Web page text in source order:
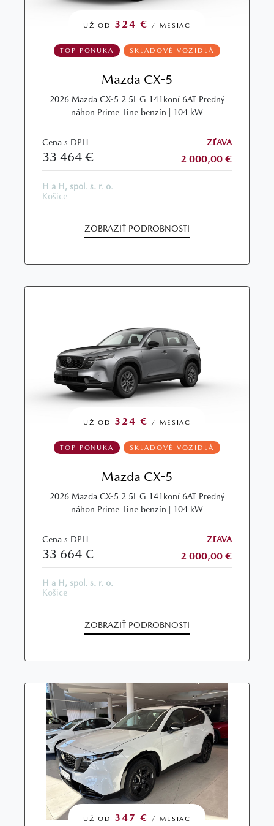
UŽ OD 324 € / MESIAC
TOP PONUKA SKLADOVÉ VOZIDLÁ
Mazda CX-5
2026 Mazda CX-5 2.5L G 141koní 6AT Predný
náhon Prime-Line benzín | 104 kW
Cena s DPH
33 464 €
ZĽAVA
2 000,00 €
H a H, spol. s. r. o.
Košice
ZOBRAZIŤ PODROBNOSTI
UŽ OD 324 € / MESIAC
TOP PONUKA SKLADOVÉ VOZIDLÁ
Mazda CX-5
2026 Mazda CX-5 2.5L G 141koní 6AT Predný
náhon Prime-Line benzín | 104 kW
Cena s DPH
33 664 €
ZĽAVA
2 000,00 €
H a H, spol. s. r. o.
Košice
ZOBRAZIŤ PODROBNOSTI
UŽ OD 347 € / MESIAC